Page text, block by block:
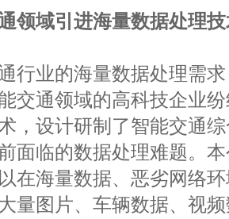
领域引进海量数据处理
业的海量数据处理需求
交通领域的高科技企业
，设计研制了智能交通
面临的数据处理难题。
在海量数据、恶劣网络
量图片、车辆数据、视